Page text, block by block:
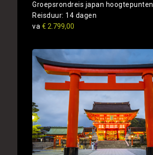
Groepsrondreis japan hoogtepunten
Reisduur: 14 dagen
va € 2.799,00